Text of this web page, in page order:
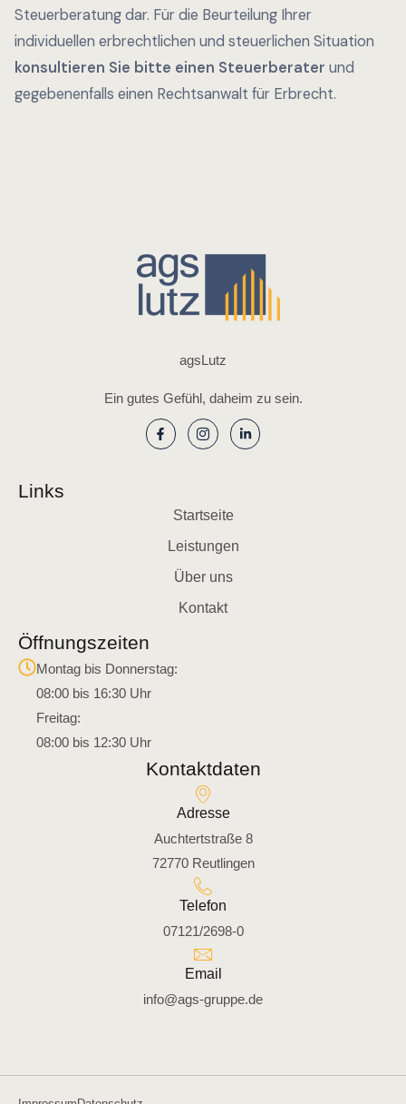
Steuerberatung dar. Für die Beurteilung Ihrer
individuellen erbrechtlichen und steuerlichen Situation
konsultieren Sie bitte einen Steuerberater und
gegebenenfalls einen Rechtsanwalt für Erbrecht.
agsLutz
Ein gutes Gefühl, daheim zu sein.
Links
Startseite
Leistungen
Über uns
Kontakt
Öffnungszeiten
Montag bis Donnerstag:
08:00 bis 16:30 Uhr
Freitag:
08:00 bis 12:30 Uhr
Kontaktdaten
Adresse
Auchtertstraße 8
72770 Reutlingen
Telefon
07121/2698-0
Email
info@ags-gruppe.de